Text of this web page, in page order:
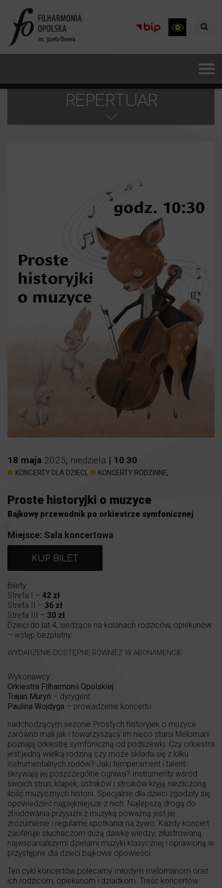
REPERTUAR
18 maja 2025, niedziela | 10:30
KONCERTY DLA DZIECI , KONCERTY RODZINNE,
Proste historyjki o muzyce
Bajkowy przewodnik po orkiestrze symfonicznej
Miejsce: Sala koncertowa
KUP BILET
Bilety:
Strefa I – 42 zł
Strefa II – 36 zł
Strefa III – 30 zł
Dzieci do lat 4, siedzące na kolanach rodziców, opiekunów
– wstęp bezpłatny.
WYDARZENIE DOSTĘPNE RÓWNIEŻ W ABONAMENCIE
Wykonawcy:
Orkiestra Filharmonii Opolskiej
Trajan Muryń – dyrygent
Paulina Wojdyga – prowadzenie koncertu
nadchodzącym sezonie Prostych historyjek o muzyce
zarówno mali jak i towarzyszący im nieco starsi Melomani
poznają orkiestrę symfoniczną od podszewki. Czy orkiestra
jest jedną wielką rodziną czy może składa się z kilku
instrumentalnych rodów? Jaki temperament i talent
skrywają jej poszczególne ogniwa? Instrumenty wśród
swoich strun, klapek, ustników i stroików kryją niezliczoną
ilość muzycznych historii. Specjalnie dla dzieci zgodziły się
opowiedzieć najpiękniejsze z nich. Najlepszą drogą do
zbudowania przyjaźni z muzyką poważną jest jej
zrozumienie i regularne spotkania na żywo. Każdy koncert
zaoferuje słuchaczom dużą dawkę wiedzy, zilustrowaną
najwspanialszymi dziełami muzyki klasycznej i oprawioną w
przystępne dla dzieci bajkowe opowieści.
Ten cykl koncertów polecamy młodym melomanom oraz
ich rodzicom, opiekunom i dziadkom. Treść koncertów